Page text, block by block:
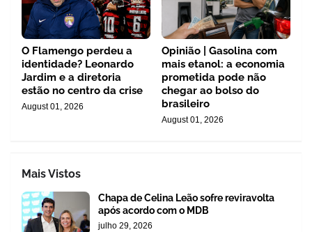
O Flamengo perdeu a
identidade? Leonardo
Jardim e a diretoria
estão no centro da crise
August 01, 2026
Opinião | Gasolina com
mais etanol: a economia
prometida pode não
chegar ao bolso do
brasileiro
August 01, 2026
Mais Vistos
Chapa de Celina Leão sofre reviravolta
após acordo com o MDB
julho 29, 2026